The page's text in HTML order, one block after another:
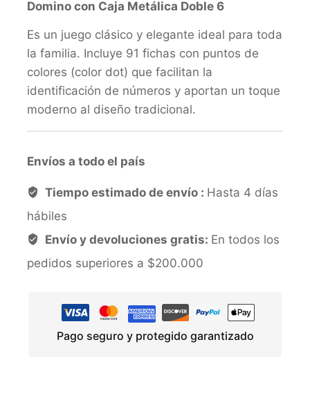
Domino con Caja Metálica Doble 6
Es un juego clásico y elegante ideal para toda
la familia. Incluye 91 fichas con puntos de
colores (color dot) que facilitan la
identificación de números y aportan un toque
moderno al diseño tradicional.
Envíos a todo el país
Tiempo estimado de envío : Hasta 4 días
hábiles
Envío y devoluciones gratis: En todos los
pedidos superiores a $200.000
Pago seguro y protegido garantizado